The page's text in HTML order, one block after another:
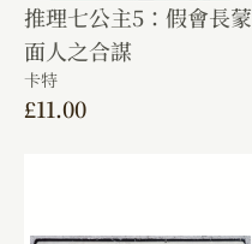
推理七公主5：假會長蒙
面人之合謀
卡特
£11.00